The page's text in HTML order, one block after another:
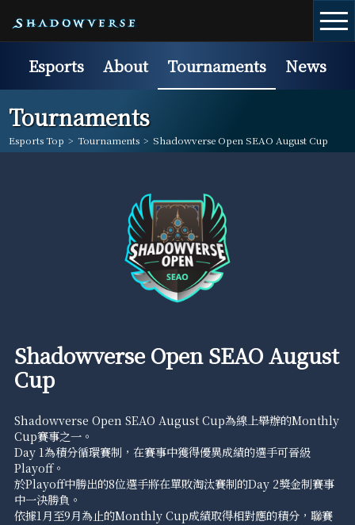
Esports About Tournaments News
Tournaments
Esports Top > Tournaments > Shadowverse Open SEAO August Cup
Shadowverse Open SEAO August
Cup
Shadowverse Open SEAO August Cup為線上舉辦的Monthly
Cup賽事之一。
Day 1為積分循環賽制，在賽事中獲得優異成績的選手可晉級
Playoff。
於Playoff中勝出的8位選手將在單敗淘汰賽制的Day 2獎金制賽事
中一決勝負。
依據1月至9月為止的Monthly Cup成績取得相對應的積分，聯賽